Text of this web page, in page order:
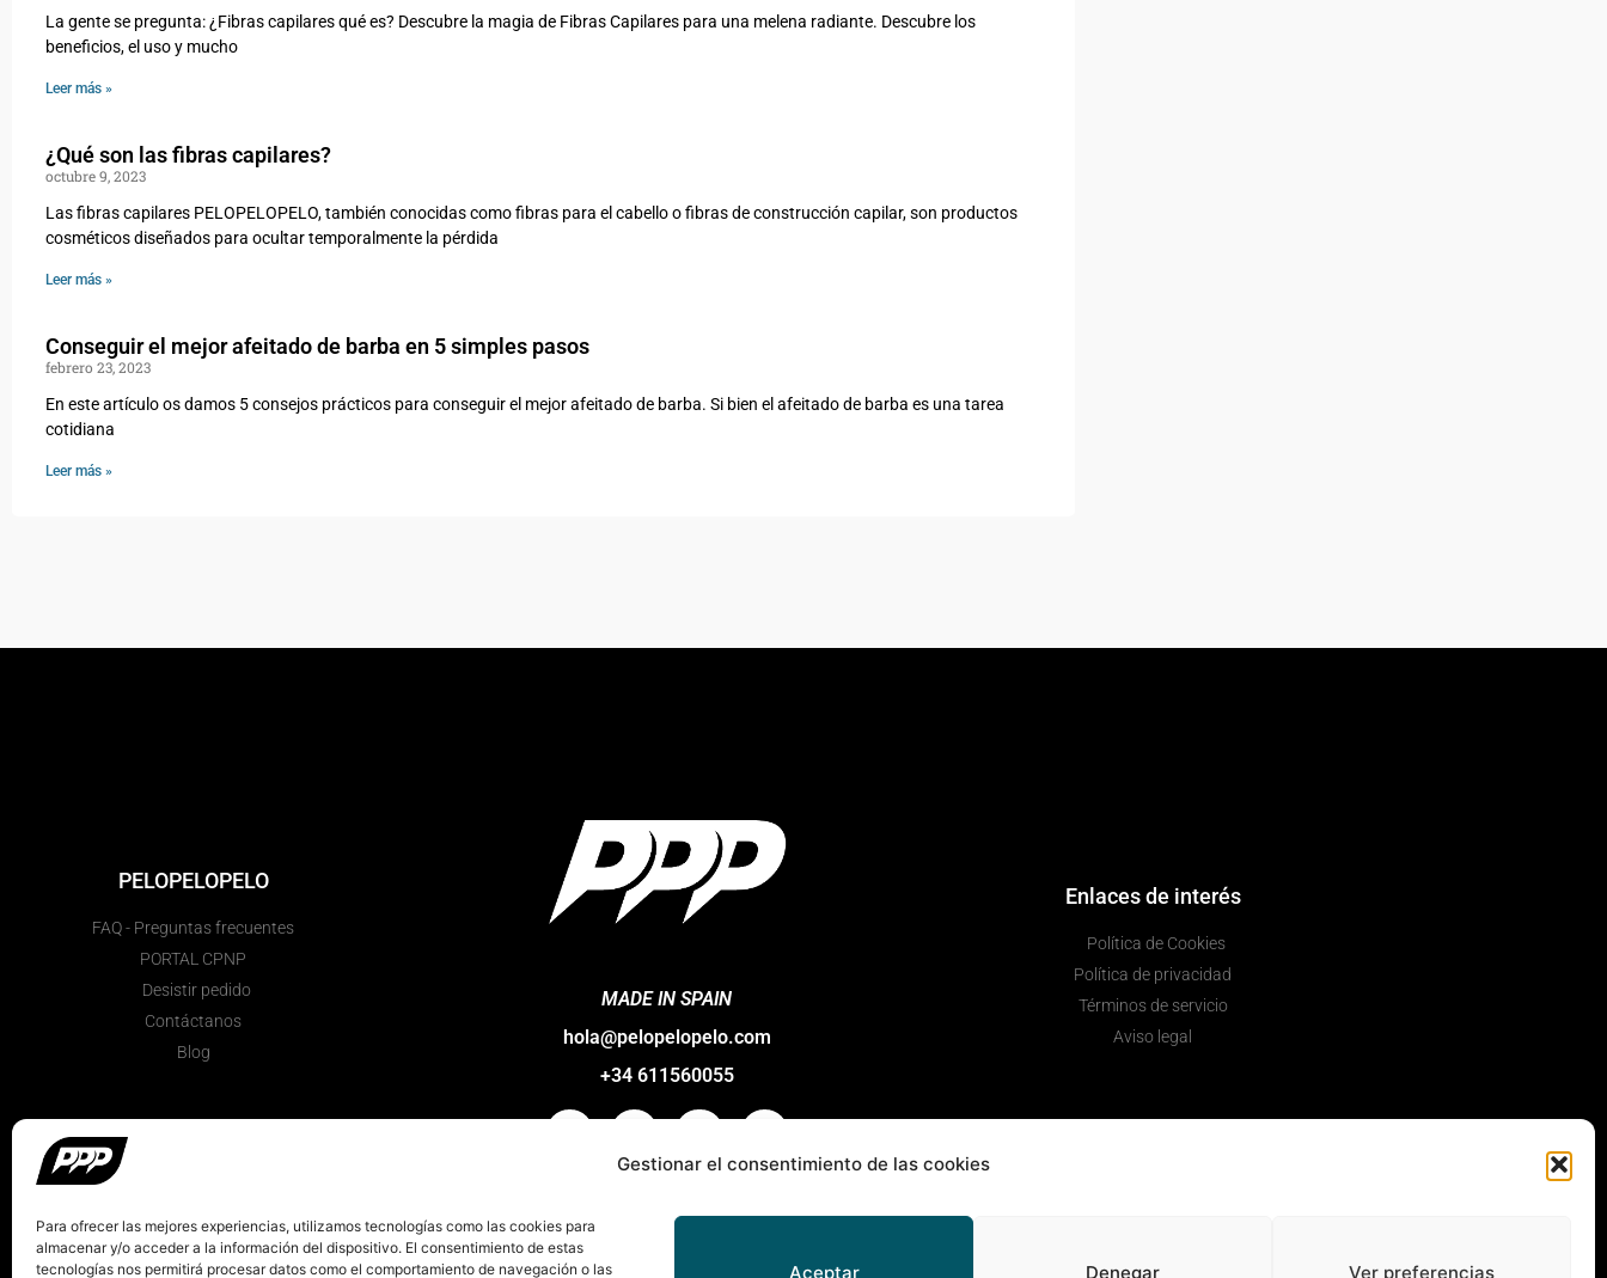
Gestionar el consentimiento de las cookies
Para ofrecer las mejores experiencias, utilizamos tecnologías como las cookies para
almacenar y/o acceder a la información del dispositivo. El consentimiento de estas
tecnologías nos permitirá procesar datos como el comportamiento de navegación o las
Aceptar Denegar Ver preferencias
La gente se pregunta: ¿Fibras capilares qué es? Descubre la magia de Fibras Capilares para una melena radiante. Descubre los
beneficios, el uso y mucho
Leer más »
¿Qué son las fibras capilares?
octubre 9, 2023
Las fibras capilares PELOPELOPELO, también conocidas como fibras para el cabello o fibras de construcción capilar, son productos
cosméticos diseñados para ocultar temporalmente la pérdida
Leer más »
Conseguir el mejor afeitado de barba en 5 simples pasos
febrero 23, 2023
En este artículo os damos 5 consejos prácticos para conseguir el mejor afeitado de barba. Si bien el afeitado de barba es una tarea
cotidiana
Leer más »
PELOPELOPELO
FAQ - Preguntas frecuentes
PORTAL CPNP
Desistir pedido
Contáctanos
Blog
MADE IN SPAIN
hola@pelopelopelo.com
+34 611560055
Enlaces de interés
Política de Cookies
Política de privacidad
Términos de servicio
Aviso legal